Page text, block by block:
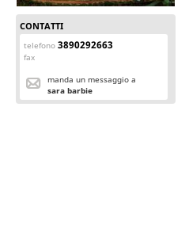
CONTATTI
telefono 3890292663
fax
manda un messaggio a
sara barbie